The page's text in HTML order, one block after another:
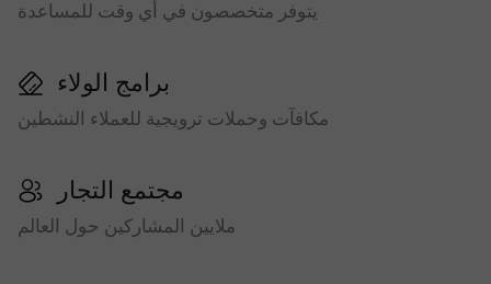
يتوفر متخصصون في أي وقت للمساعدة
برامج الولاء
مكافآت وحملات ترويجية للعملاء النشطين
مجتمع التجار
ملايين المشاركين حول العالم